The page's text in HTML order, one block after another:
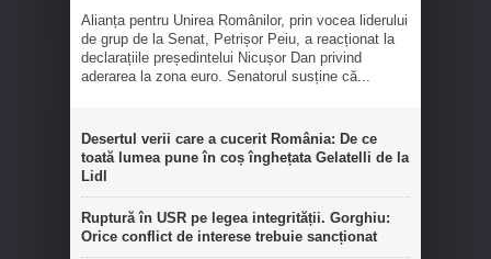
Alianța pentru Unirea Românilor, prin vocea liderului
de grup de la Senat, Petrișor Peiu, a reacționat la
declarațiile președintelui Nicușor Dan privind
aderarea la zona euro. Senatorul susține că...
Desertul verii care a cucerit România: De ce
toată lumea pune în coș înghețata Gelatelli de la
Lidl
Ruptură în USR pe legea integrității. Gorghiu:
Orice conflict de interese trebuie sancționat